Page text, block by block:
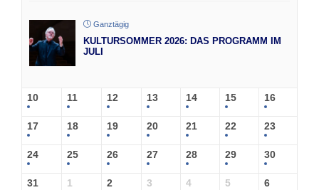
Ganztägig
KULTURSOMMER 2026: DAS PROGRAMM IM
JULI
10 11 12 13 14 15 16
17 18 19 20 21 22 23
24 25 26 27 28 29 30
31 1 2 3 4 5 6